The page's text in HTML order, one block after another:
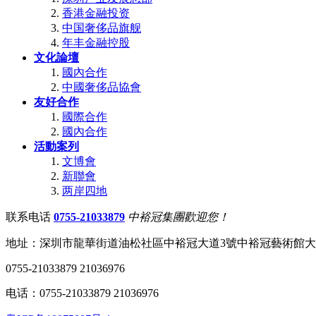
香港金融投资
中国奢侈品旗舰
年丰金融控股
文化論壇
國內合作
中國奢侈品協會
友好合作
國際合作
國內合作
活動案列
文博會
新聯會
两岸四地
联系电话 0755-21033879 中裕冠集團歡迎您！
地址：深圳市龍華街道油松社區中裕冠大道3號中裕冠藝術館
0755-21033879 21036976
电话：0755-21033879 21036976